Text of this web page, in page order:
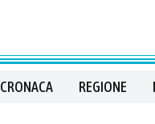
CRONACA REGIONE